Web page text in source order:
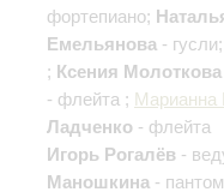
фортепиано;
Емельянова - гусли;
; Ксения Молоткова
- флейта ; Марианна
Ладченко - флейта
Игорь Рогалёв -
Маношкина -